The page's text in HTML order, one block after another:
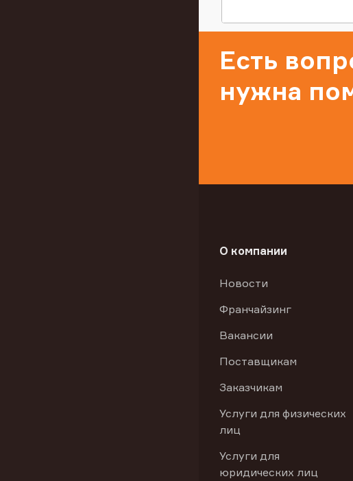
Есть
нужна
О компании
Новости
Франчайзинг
Вакансии
Поставщикам
Заказчикам
Услуги для физических
лиц
Услуги для
юридических лиц